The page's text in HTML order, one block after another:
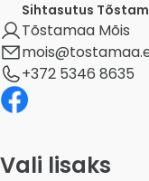
Sihtasutus
Tõstamaa Mõis
+372 5346 8635
Vali lisaks